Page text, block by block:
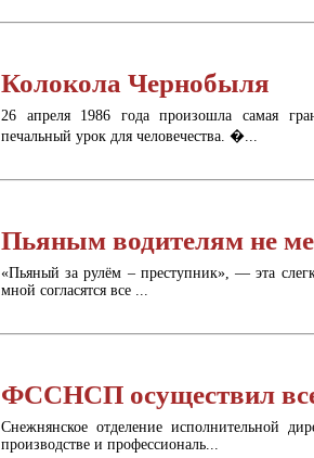
Колокола Чернобыля
26 апреля 1986 года произошла самая
печальный урок для человечества. �...
Пьяным водителям не
«Пьяный за рулём – преступник», — эта
мной согласятся все ...
ФССНСП осуществил
Снежнянское отделение исполнительной
производстве и профессиональ...